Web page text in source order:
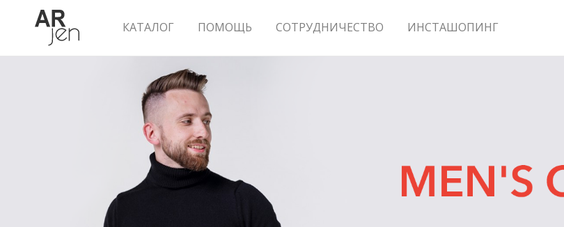
КАТАЛОГ ПОМОЩЬ СОТРУДНИЧЕСТВО ИНСТАШОПИНГ